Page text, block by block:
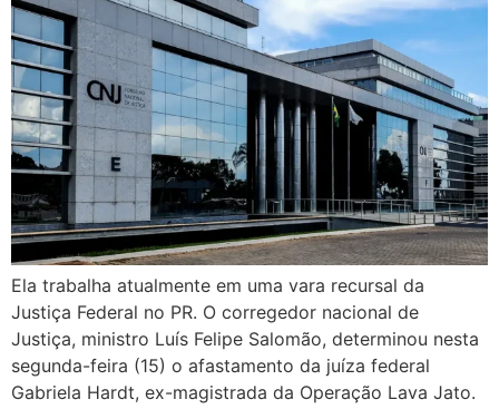
Ela trabalha atualmente em uma vara recursal da
Justiça Federal no PR. O corregedor nacional de
Justiça, ministro Luís Felipe Salomão, determinou nesta
segunda-feira (15) o afastamento da juíza federal
Gabriela Hardt, ex-magistrada da Operação Lava Jato.